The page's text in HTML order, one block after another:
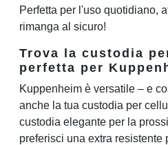
Perfetta per l'uso quotidiano,
rimanga al sicuro!
Trova la custodia
perfetta per
Kuppenheim è versatile – e
anche la tua custodia per
custodia elegante per la
preferisci una extra resistente